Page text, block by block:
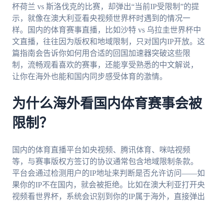
杯荷兰 vs 斯洛伐克的比赛，却弹出“当前IP受限制”的提
示，就像在澳大利亚看央视频世界杯时遇到的情况一
样。国内的体育赛事直播，比如沙特 vs 乌拉圭世界杯中
文直播，往往因为版权和地域限制，只对国内IP开放。这
篇指南会告诉你如何用合适的回国加速器突破这些限
制，流畅观看喜欢的赛事，还能享受熟悉的中文解说，
让你在海外也能和国内同步感受体育的激情。
为什么海外看国内体育赛事会被
限制？
国内的体育直播平台如央视频、腾讯体育、咪咕视频
等，与赛事版权方签订的协议通常包含地域限制条款。
平台会通过检测用户的IP地址来判断是否允许访问——如
果你的IP不在国内，就会被拒绝。比如在澳大利亚打开央
视频看世界杯，系统会识别到你的IP属于海外，直接弹出